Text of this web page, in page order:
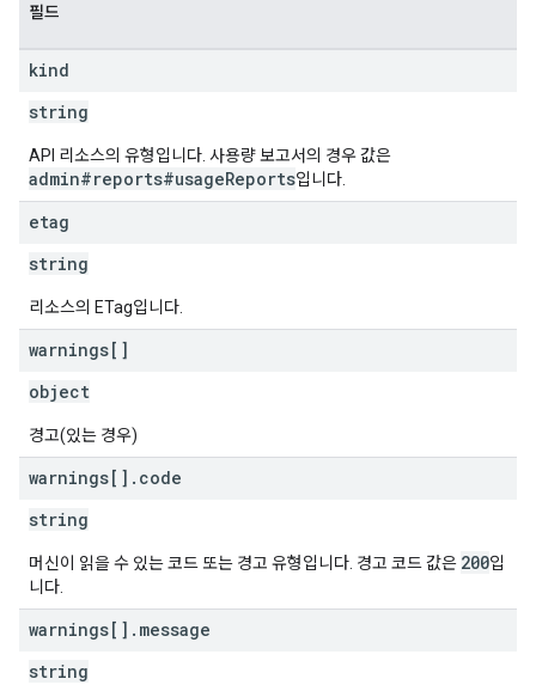
필드
kind
string
API 리소스의 유형입니다. 사용량 보고서의 경우 값은
admin#reports#usageReports입니다.
etag
string
리소스의 ETag입니다.
warnings[]
object
경고(있는 경우)
warnings[] . code
string
머신이 읽을 수 있는 코드 또는 경고 유형입니다. 경고 코드 값은 200입
니다.
warnings[] . message
string